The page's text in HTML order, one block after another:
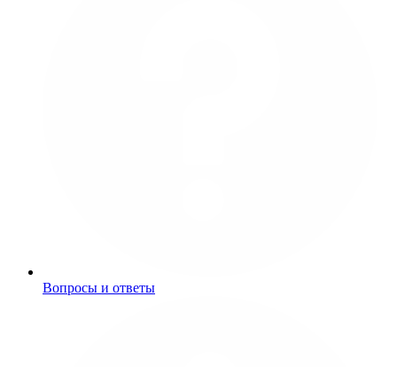
Вопросы и ответы